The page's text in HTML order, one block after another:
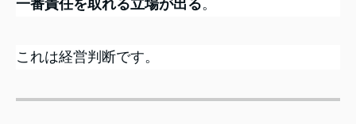
一番責任を取れる立場が出る。
これは経営判断です。